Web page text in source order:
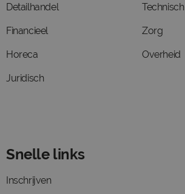
Detailhandel
Financieel
Horeca
Juridisch
Technisch
Zorg
Overheid
Snelle links
Inschrijven